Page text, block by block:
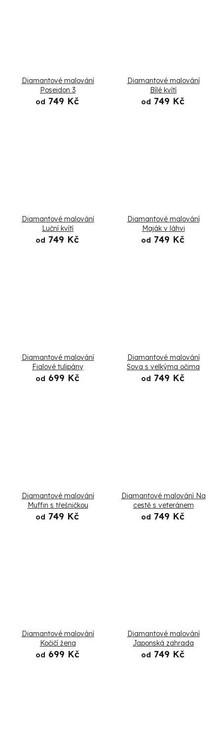
Diamantové malování
Poseidon 3
od 749 Kč
Diamantové malování
Bílé kvítí
od 749 Kč
Diamantové malování
Luční kvítí
od 749 Kč
Diamantové malování
Maják v láhvi
od 749 Kč
Diamantové malování
Fialové tulipány
od 699 Kč
Diamantové malování
Sova s velkýma očima
od 749 Kč
Diamantové malování
Muffin s třešničkou
od 749 Kč
Diamantové malování Na
cestě s veteránem
od 749 Kč
Diamantové malování
Kočičí žena
od 699 Kč
Diamantové malování
Japonská zahrada
od 749 Kč